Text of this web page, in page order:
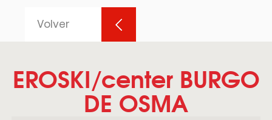
Volver
EROSKI/center BURGO
DE OSMA